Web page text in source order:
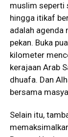
muslim seperti
hingga itikaf
adalah agenda
pekan. Buka
kilometer
kerajaan Arab
dhuafa. Dan
bersama
Selain itu,